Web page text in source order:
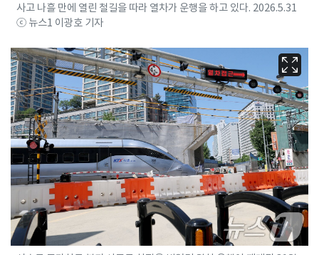
사고 나흘 만에 열린 철길을 따라 열차가 운행을 하고 있다. 2026.5.31
ⓒ 뉴스1 이광호 기자